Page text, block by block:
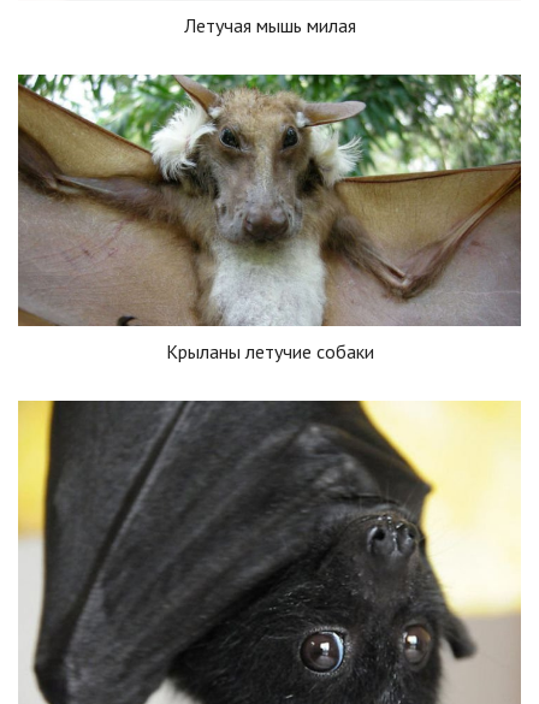
Летучая мышь милая
Крыланы летучие собаки